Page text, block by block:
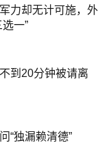
力却无计可施，外
一”
到20分钟被请离
“独漏赖清德”